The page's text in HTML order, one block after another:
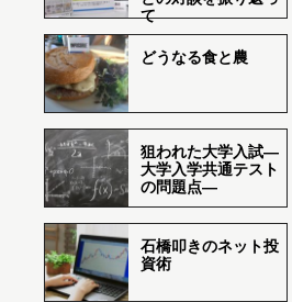
て
どうなる食と農
狙われた大学入試―
大学入学共通テスト
の問題点―
石橋叩きのネット投
資術